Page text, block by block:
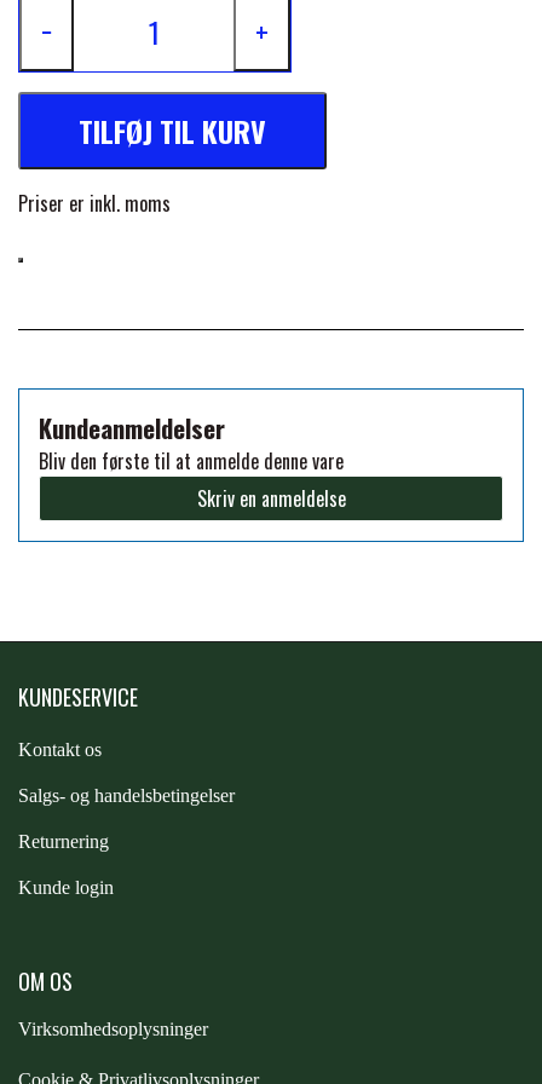
PREMIER EQUINE KØLETERAPI
PREMIER EQUINE GROOMING & STALD
PREMIER EQUINE RYTTER
LIKIT
MUSTAD
PHARMACARE
PREMIER EQUINE
RACING TACK
STUD MUFFIN
Liner-fastgørelser – tilpas dækkenet efter vejr og behov
− +
TILFØJ TIL KURV
Priser er inkl. moms
Kundeanmeldelser
Bliv den første til at anmelde denne vare
Skriv en anmeldelse
KUNDESERVICE
Kontakt os
Salgs- og handelsbetingelser
Returnering
Kunde login
OM OS
Virksomhedsoplysninger
Cookie & Privatlivsoplysninger